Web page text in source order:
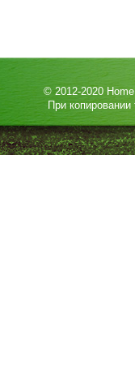
© 2012-2020
При